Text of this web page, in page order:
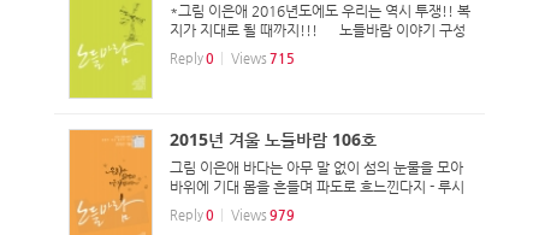
*그림 이은애 2016년도에도 우리는 역시 투쟁!! 복
지가 지대로 될 때까지!!! 노들바람 이야기 구성
02 노들바람을 여는 창 04 알 수 있는 건, 모른다
는 사실 하나! 07 [교단일기] 나의 몸짓을 찾아서 1
Reply0 Views 715
2015년 겨울 노들바람 106호
그림 이은애 바다는 아무 말 없이 섬의 눈물을 모아
바위에 기대 몸을 흔들며 파도로 흐느낀다지 - 루시
드폴의 노래 ‘4월의 춤’ 노들바람 이야기구성 02 노
들바람을 여는 창 03 엉망진창 낮 수업을 고발합니
Reply0 Views 979